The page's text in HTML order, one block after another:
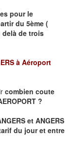
pour le
du 5ème (
delà de trois
à Aéroport
combien coute
?
et ANGERS
du jour et entre